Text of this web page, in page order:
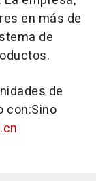
en más de
de
de
con:Sino